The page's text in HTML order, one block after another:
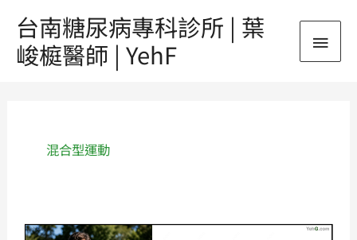
台南糖尿病專科診所 | 葉
峻榳醫師 | YehF
主
要
混合型運動
網